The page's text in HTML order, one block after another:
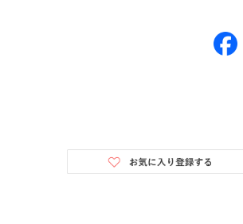
地図から探す